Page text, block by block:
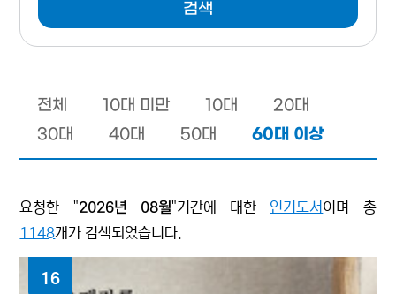
검색
전체 10대 미만 10대
20대
30대
40대 50대 60대 이상
요청한 "2026년 08월"기간에 대한 인기도서 이며 총
1148개가 검색되었습니다.
16